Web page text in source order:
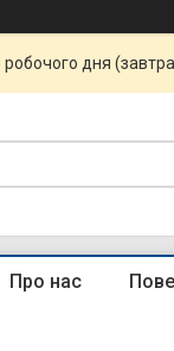
дня
Про нас